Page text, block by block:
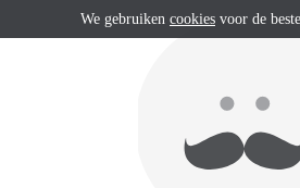
We gebruiken cookies voor de